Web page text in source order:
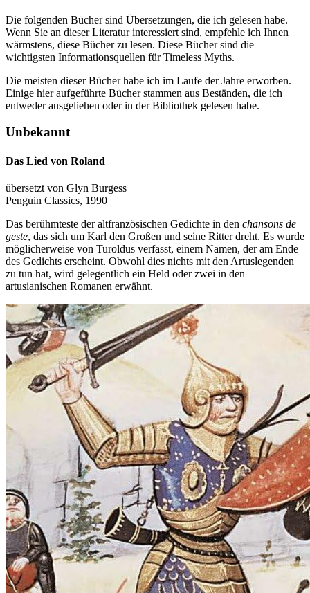
Die folgenden Bücher sind Übersetzungen, die ich gelesen habe.
Wenn Sie an dieser Literatur interessiert sind, empfehle ich Ihnen
wärmstens, diese Bücher zu lesen. Diese Bücher sind die
wichtigsten Informationsquellen für Timeless Myths.
Die meisten dieser Bücher habe ich im Laufe der Jahre erworben.
Einige hier aufgeführte Bücher stammen aus Beständen, die ich
entweder ausgeliehen oder in der Bibliothek gelesen habe.
Unbekannt
Das Lied von Roland
übersetzt von Glyn Burgess
Penguin Classics, 1990
Das berühmteste der altfranzösischen Gedichte in den chansons de
geste, das sich um Karl den Großen und seine Ritter dreht. Es wurde
möglicherweise von Turoldus verfasst, einem Namen, der am Ende
des Gedichts erscheint. Obwohl dies nichts mit den Artuslegenden
zu tun hat, wird gelegentlich ein Held oder zwei in den
artusianischen Romanen erwähnt.